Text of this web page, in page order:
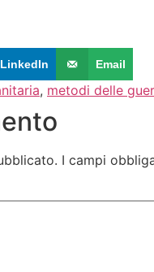
LinkedIn Email
, metodi delle
I campi